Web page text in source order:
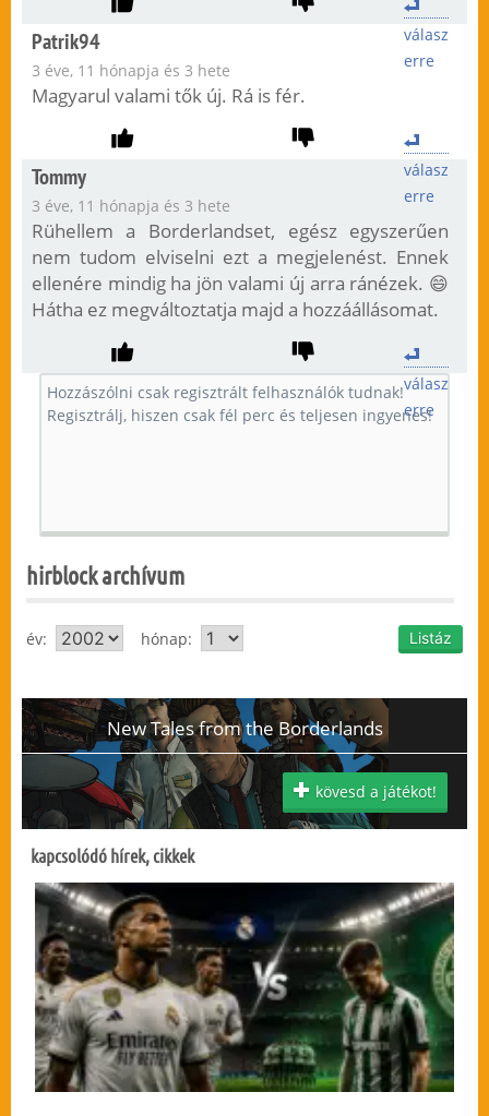
válasz
erre
Patrik94
3 éve, 11 hónapja és 3 hete
Magyarul valami tők új. Rá is fér.
válasz
erre
Tommy
3 éve, 11 hónapja és 3 hete
Rühellem a Borderlandset, egész egyszerűen
nem tudom elviselni ezt a megjelenést. Ennek
ellenére mindig ha jön valami új arra ránézek. 😄
Hátha ez megváltoztatja majd a hozzáállásomat.
válasz
erre
hirblock archívum
év: hónap:
New Tales from the Borderlands
kövesd a játékot!
kapcsolódó hírek, cikkek